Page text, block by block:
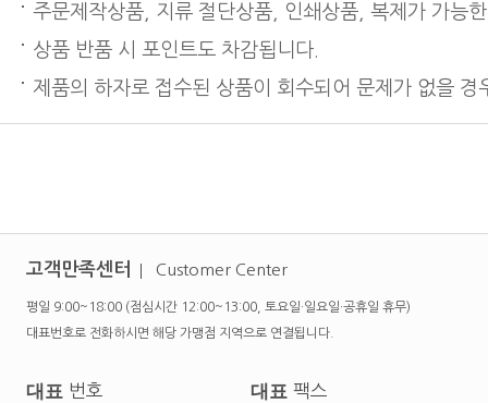
주문제작상품, 지류 절단상품, 인쇄상품, 복제가 가능
상품 반품 시 포인트도 차감됩니다.
제품의 하자로 접수된 상품이 회수되어 문제가 없을
고객만족센터 Customer Center
평일 9:00~18:00 (점심시간 12:00~13:00, 토요일·일요일·공휴일 휴무)
대표번호로 전화하시면 해당 가맹점 지역으로 연결됩니다.
대표 번호 대표 팩스